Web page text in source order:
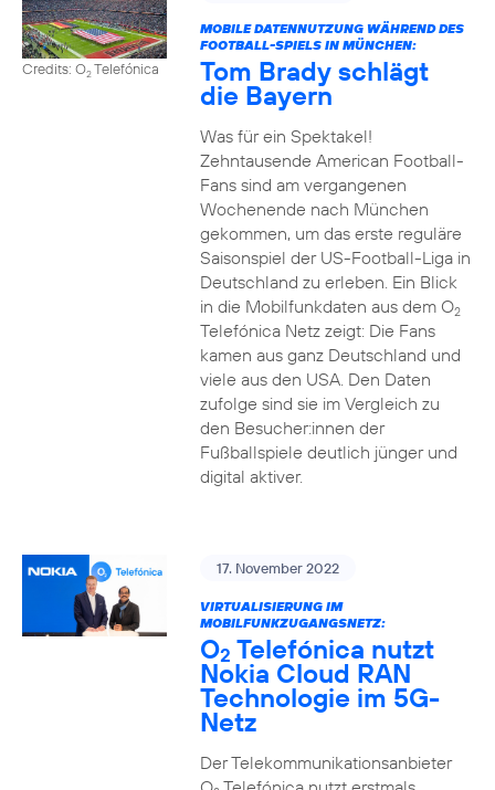
Credits: O2Telefónica
MOBILE DATENNUTZUNG WÄHREND DES
FOOTBALL-SPIELS IN MÜNCHEN:
Tom Brady schlägt
die Bayern
Was für ein Spektakel!
Zehntausende American Football-
Fans sind am vergangenen
Wochenende nach München
gekommen, um das erste reguläre
Saisonspiel der US-Football-Liga in
Deutschland zu erleben. Ein Blick
in die Mobilfunkdaten aus dem O2
Telefónica Netz zeigt: Die Fans
kamen aus ganz Deutschland und
viele aus den USA. Den Daten
zufolge sind sie im Vergleich zu
den Besucher:innen der
Fußballspiele deutlich jünger und
digital aktiver.
17. November 2022
VIRTUALISIERUNG IM
MOBILFUNKZUGANGSNETZ:
O2 Telefónica nutzt
Nokia Cloud RAN
Technologie im 5G-
Netz
Der Telekommunikationsanbieter